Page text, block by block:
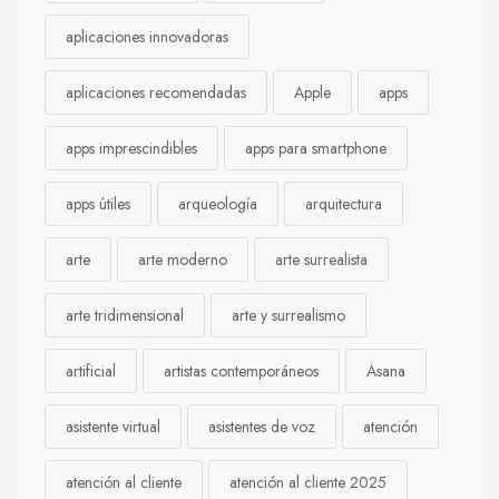
aplicaciones innovadoras
aplicaciones recomendadas Apple apps
apps imprescindibles apps para smartphone
apps útiles arqueología arquitectura
arte arte moderno arte surrealista
arte tridimensional arte y surrealismo
artificial artistas contemporáneos Asana
asistente virtual asistentes de voz atención
atención al cliente atención al cliente 2025